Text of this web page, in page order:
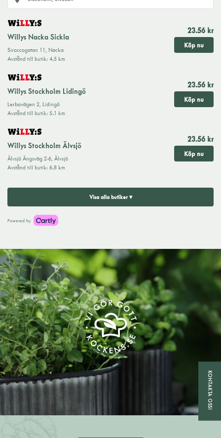
Willys Nacka Sickla
Siroccogatan 11 , Nacka
Avstånd till butik: 4.5 km
23.56 kr
Köp nu
Willys Stockholm Lidingö
Lerbovägen 2, Lidingö
Avstånd till butik: 5.1 km
23.56 kr
Köp nu
Willys Stockholm Älvsjö
Älvsjö Ängsväg 2-6, Älvsjö
Avstånd till butik: 6.8 km
23.56 kr
Köp nu
Visa alla butiker ▾
Powered by
KONTAKTA OSS!